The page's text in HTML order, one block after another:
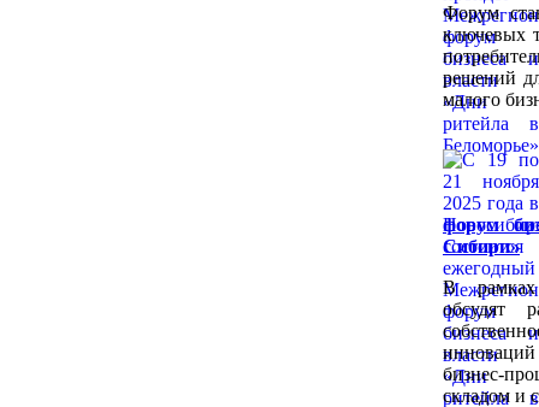
Форум
ключевых
решений
малого
форум
Сибири»
В рамках
обсудят
бизнес-
складом и